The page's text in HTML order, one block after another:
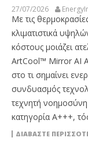
27/07/2026
Με τις
κλιματιστικά
κόστους μοιάζει
ArtCool™ Mirror AI
στο τι σημαίνει
συνδυασμός
τεχνητή νοημοσύνη
κατηγορία A+++,
ΔΙΑΒΆΣΤΕ